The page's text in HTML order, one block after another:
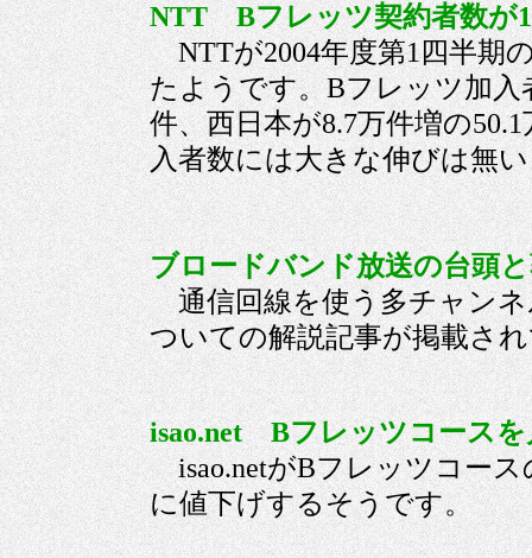
NTT Bフレッツ契約者数が
NTTが2004年度第1四半期
たようです。Bフレッツ加入
件、西日本が8.7万件増の
入者数には大きな伸びは
ブロードバンド放送の台頭
通信回線を使う多チャンネ
ついての解説記事が掲
isao.net Bフレッツコース
isao.netがBフレッツコース
に値下げするそうです